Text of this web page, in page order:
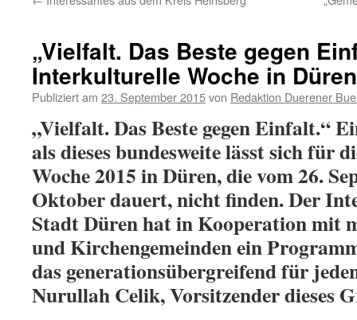
„Vielfalt. Das Beste gegen
Interkulturelle Woche in Düren
Publiziert am 23. September 2015von Redaktion Duerener
„Vielfalt. Das Beste gegen Einfalt.“
als dieses bundesweite lässt sich für
Woche 2015 in Düren, die vom 26.
Oktober dauert, nicht finden. Der
Stadt Düren hat in Kooperation mit
und Kirchengemeinden ein
das generationsübergreifend für
Nurullah Celik, Vorsitzender dieses